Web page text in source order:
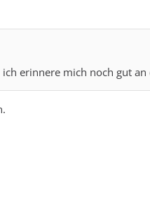
erinnere mich noch gut